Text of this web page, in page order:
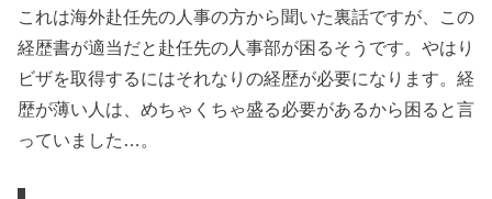
これは海外赴任先の人事の方から聞いた裏話ですが、この
経歴書が適当だと赴任先の人事部が困るそうです。やはり
ビザを取得するにはそれなりの経歴が必要になります。経
歴が薄い人は、めちゃくちゃ盛る必要があるから困ると言
っていました…。